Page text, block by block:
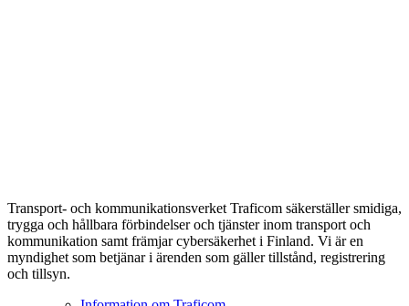
Transport- och kommunikationsverket Traficom säkerställer smidiga,
trygga och hållbara förbindelser och tjänster inom transport och
kommunikation samt främjar cybersäkerhet i Finland. Vi är en
myndighet som betjänar i ärenden som gäller tillstånd, registrering
och tillsyn.